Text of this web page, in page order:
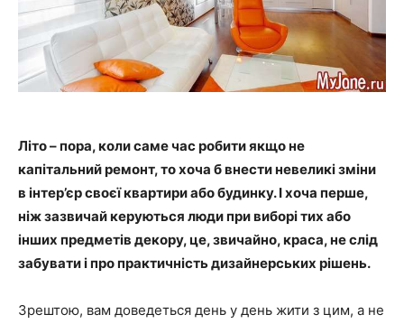
Літо – пора, коли саме час робити якщо не
капітальний ремонт, то хоча б внести невеликі зміни
в інтер’єр своєї квартири або будинку. І хоча перше,
ніж зазвичай керуються люди при виборі тих або
інших предметів декору, це, звичайно, краса, не слід
забувати і про практичність дизайнерських рішень.
Зрештою, вам доведеться день у день жити з цим, а не